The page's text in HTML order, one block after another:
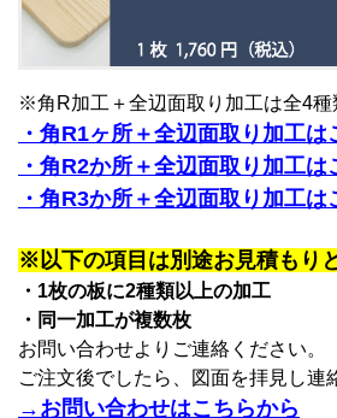
※角R加工＋全辺面取り加工は全4種
・角R1ヶ所＋全辺面取り加工は
・角R2か所＋全辺面取り加工は
・角R3か所＋全辺面取り加工は
※以下の項目は別途お見積もり
・1枚の板に2種類以上の加工
・同一加工が複数枚
お問い合わせよりご連絡ください。
ご注文後でしたら、図面を拝見し連
→お問い合わせはこちらから